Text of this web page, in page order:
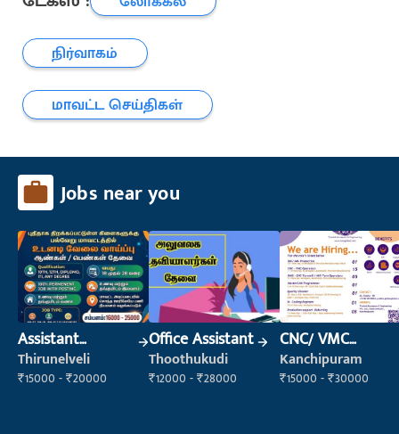
நிர்வாகம்
மாவட்ட செய்திகள்
Jobs near you
Assistant
Manager
Thirunelveli
₹15000 - ₹20000
Office Assistant
Thoothukudi
₹12000 - ₹28000
CNC/ VMC
Operator
Kanchipuram
₹15000 - ₹30000